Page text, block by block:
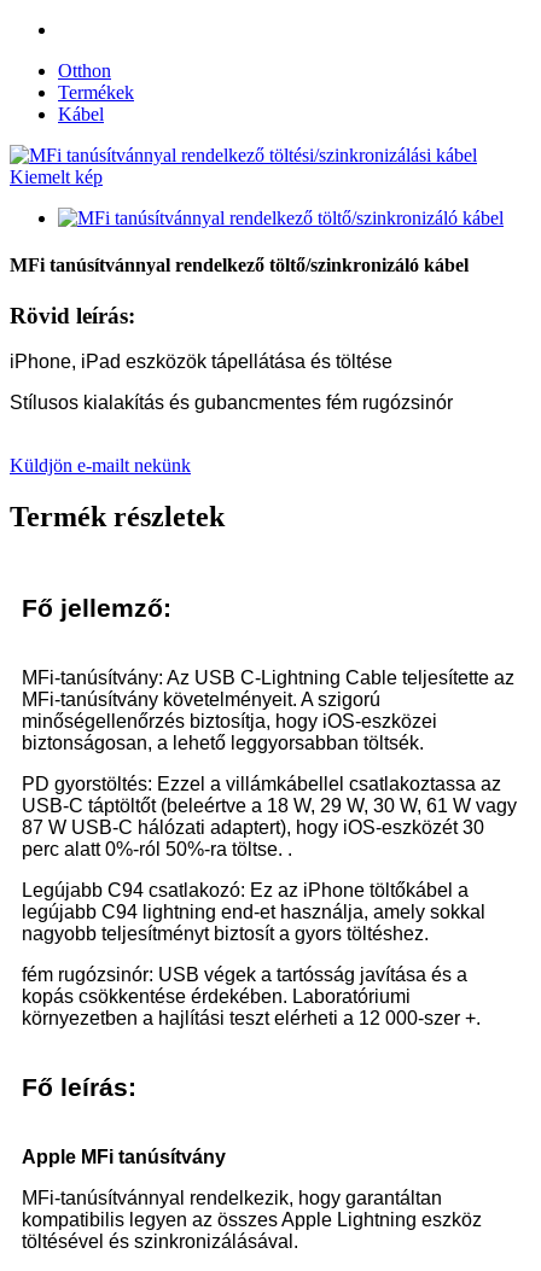
Otthon
Termékek
Kábel
MFi tanúsítvánnyal rendelkező töltő/szinkronizáló kábel
Rövid leírás:
iPhone, iPad eszközök tápellátása és töltése
Stílusos kialakítás és gubancmentes fém rugózsinór
Küldjön e-mailt nekünk
Termék részletek
Fő jellemző:
MFi-tanúsítvány: Az USB C-Lightning Cable teljesítette az
MFi-tanúsítvány követelményeit. A szigorú
minőségellenőrzés biztosítja, hogy iOS-eszközei
biztonságosan, a lehető leggyorsabban töltsék.
PD gyorstöltés: Ezzel a villámkábellel csatlakoztassa az
USB-C táptöltőt (beleértve a 18 W, 29 W, 30 W, 61 W vagy
87 W USB-C hálózati adaptert), hogy iOS-eszközét 30
perc alatt 0%-ról 50%-ra töltse. .
Legújabb C94 csatlakozó: Ez az iPhone töltőkábel a
legújabb C94 lightning end-et használja, amely sokkal
nagyobb teljesítményt biztosít a gyors töltéshez.
fém rugózsinór: USB végek a tartósság javítása és a
kopás csökkentése érdekében. Laboratóriumi
környezetben a hajlítási teszt elérheti a 12 000-szer +.
Fő leírás:
Apple MFi tanúsítvány
MFi-tanúsítvánnyal rendelkezik, hogy garantáltan
kompatibilis legyen az összes Apple Lightning eszköz
töltésével és szinkronizálásával.